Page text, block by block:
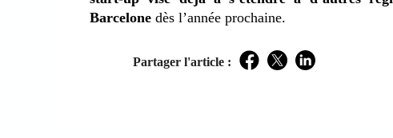
Barcelone dès l’année prochaine.
Partager l'article : Facebook
TwitterLinkedIn